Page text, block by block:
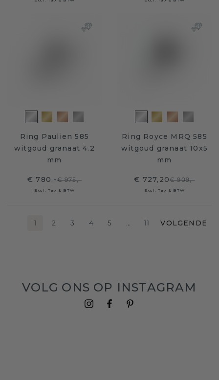
Ring Paulien 585
witgoud granaat 4.2
mm
€ 780,-€ 975,-
Excl. Tax & BTW
Ring Royce MRQ 585
witgoud granaat 10x5
mm
€ 727,20€ 909,-
Excl. Tax & BTW
1 2 3 4 5 … 11 VOLGENDE
VOLG ONS OP INSTAGRAM